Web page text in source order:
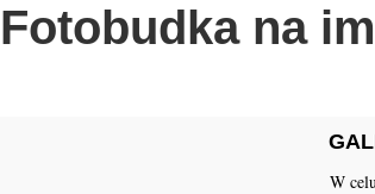
Fotobudka na
W